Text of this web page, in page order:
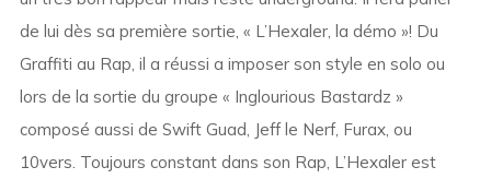
de lui dès sa première sortie, « L’Hexaler, la démo »! Du
Graffiti au Rap, il a réussi a imposer son style en solo ou
lors de la sortie du groupe « Inglourious Bastardz »
composé aussi de Swift Guad, Jeff le Nerf, Furax, ou
10vers. Toujours constant dans son Rap, L’Hexaler est